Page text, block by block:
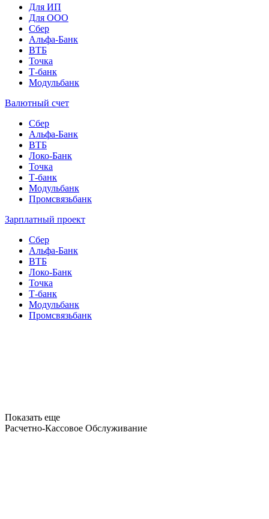
Для ИП
Для ООО
Сбер
Альфа-Банк
ВТБ
Точка
Т-банк
Модульбанк
Валютный счет
Сбер
Альфа-Банк
ВТБ
Локо-Банк
Точка
Т-банк
Модульбанк
Промсвязьбанк
Зарплатный проект
Сбер
Альфа-Банк
ВТБ
Локо-Банк
Точка
Т-банк
Модульбанк
Промсвязьбанк
Показать еще
Расчетно-Кассовое Обслуживание